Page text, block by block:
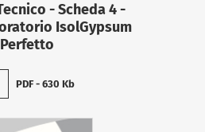
- Scheda 4 -
IsolGypsum
Perfetto
PDF - 630 Kb